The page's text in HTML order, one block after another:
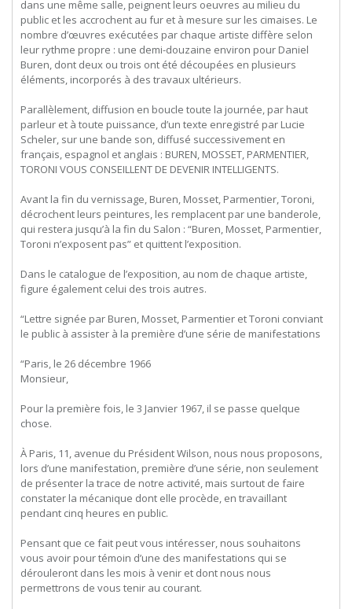
dans une même salle, peignent leurs oeuvres au milieu du
public et les accrochent au fur et à mesure sur les cimaises. Le
nombre d’œuvres exécutées par chaque artiste diffère selon
leur rythme propre : une demi-douzaine environ pour Daniel
Buren, dont deux ou trois ont été découpées en plusieurs
éléments, incorporés à des travaux ultérieurs.
Parallèlement, diffusion en boucle toute la journée, par haut
parleur et à toute puissance, d’un texte enregistré par Lucie
Scheler, sur une bande son, diffusé successivement en
français, espagnol et anglais : BUREN, MOSSET, PARMENTIER,
TORONI VOUS CONSEILLENT DE DEVENIR INTELLIGENTS.
Avant la fin du vernissage, Buren, Mosset, Parmentier, Toroni,
décrochent leurs peintures, les remplacent par une banderole,
qui restera jusqu’à la fin du Salon : “Buren, Mosset, Parmentier,
Toroni n’exposent pas” et quittent l’exposition.
Dans le catalogue de l’exposition, au nom de chaque artiste,
figure également celui des trois autres.
“Lettre signée par Buren, Mosset, Parmentier et Toroni conviant
le public à assister à la première d’une série de manifestations
“Paris, le 26 décembre 1966
Monsieur,
Pour la première fois, le 3 Janvier 1967, il se passe quelque
chose.
À Paris, 11, avenue du Président Wilson, nous nous proposons,
lors d’une manifestation, première d’une série, non seulement
de présenter la trace de notre activité, mais surtout de faire
constater la mécanique dont elle procède, en travaillant
pendant cinq heures en public.
Pensant que ce fait peut vous intéresser, nous souhaitons
vous avoir pour témoin d’une des manifestations qui se
dérouleront dans les mois à venir et dont nous nous
permettrons de vous tenir au courant.